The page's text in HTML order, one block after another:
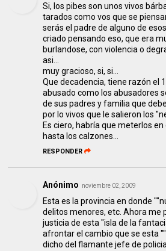
Si, los pibes son unos vivos
tarados como vos que se
serás el padre de alguno de
criado pensando eso, que era
burlandose, con violencia o
asi...
muy gracioso, si, si...
Que decadencia, tiene razón el
abusado como los abusadores
de sus padres y familia que
por lo vivos que le salieron los
Es ciero, habría que meterlos
hasta los calzones...
RESPONDER
Anónimo noviembre 02, 2009
Esta es la provincia en donde
delitos menores, etc. Ahora me
justicia de esta "isla de la
afrontar el cambio que se esta
dicho del flamante jefe de policia